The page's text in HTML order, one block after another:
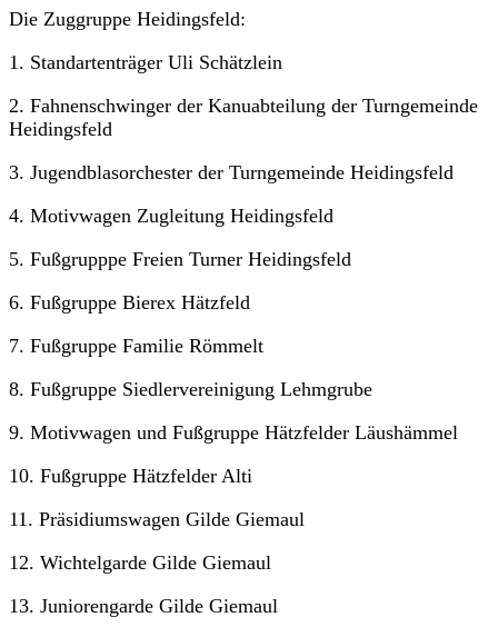
Die Zuggruppe Heidingsfeld:
1. Standartenträger Uli Schätzlein
2. Fahnenschwinger der Kanuabteilung der Turngemeinde
Heidingsfeld
3. Jugendblasorchester der Turngemeinde Heidingsfeld
4. Motivwagen Zugleitung Heidingsfeld
5. Fußgrupppe Freien Turner Heidingsfeld
6. Fußgruppe Bierex Hätzfeld
7. Fußgruppe Familie Römmelt
8. Fußgruppe Siedlervereinigung Lehmgrube
9. Motivwagen und Fußgruppe Hätzfelder Läushämmel
10. Fußgruppe Hätzfelder Alti
11. Präsidiumswagen Gilde Giemaul
12. Wichtelgarde Gilde Giemaul
13. Juniorengarde Gilde Giemaul